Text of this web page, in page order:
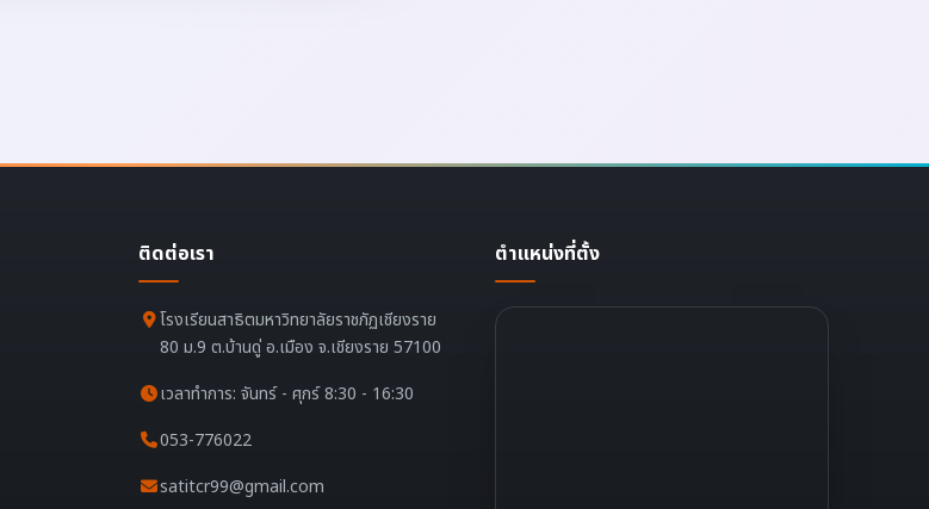
ติดต่อเรา
โรงเรียนสาธิตมหาวิทยาลัยราชภัฏเชียงราย
80 ม.9 ต.บ้านดู่ อ.เมือง จ.เชียงราย 57100
เวลาทำการ: จันทร์ - ศุกร์ 8:30 - 16:30
053-776022
satitcr99@gmail.com
ตำแหน่งที่ตั้ง